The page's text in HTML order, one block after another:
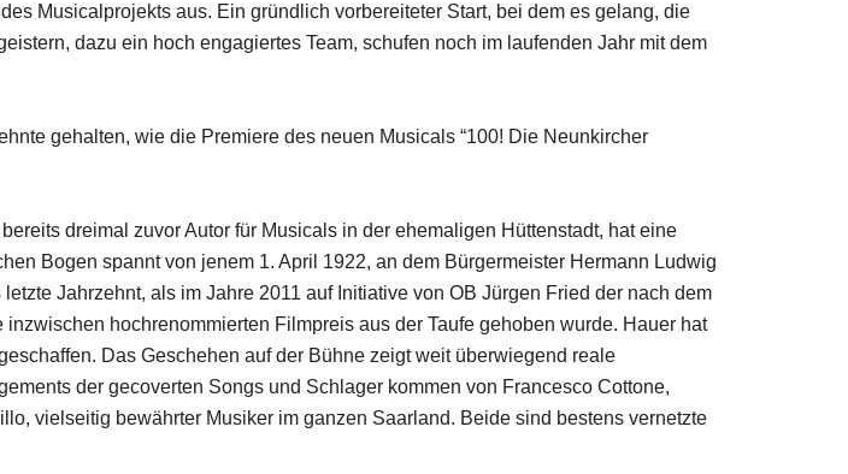
Musicalprojekts aus. Ein gründlich vorbereiteter Start, bei dem es gelang, die
dazu ein hoch engagiertes Team, schufen noch im laufenden Jahr mit dem
gehalten, wie die Premiere des neuen Musicals “100! Die Neunkircher
dreimal zuvor Autor für Musicals in der ehemaligen Hüttenstadt, hat eine
Bogen spannt von jenem 1. April 1922, an dem Bürgermeister Hermann Ludwig
Jahrzehnt, als im Jahre 2011 auf Initiative von OB Jürgen Fried der nach dem
hochrenommierten Filmpreis aus der Taufe gehoben wurde. Hauer hat
Das Geschehen auf der Bühne zeigt weit überwiegend reale
der gecoverten Songs und Schlager kommen von Francesco Cottone,
vielseitig bewährter Musiker im ganzen Saarland. Beide sind bestens vernetzte